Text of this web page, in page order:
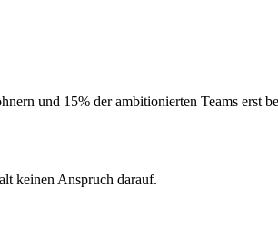
und 15% der ambitionierten Teams erst
keinen Anspruch darauf.